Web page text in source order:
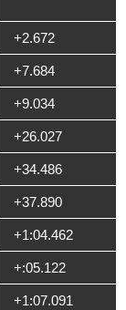
+2.672
+7.684
+9.034
+26.027
+34.486
+37.890
+1:04.462
+:05.122
+1:07.091